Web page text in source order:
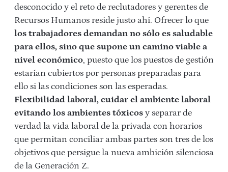
desconocido y el reto de reclutadores y gerentes de
Recursos Humanos reside justo ahí. Ofrecer lo que
los trabajadores demandan no sólo es saludable
para ellos, sino que supone un camino viable a
nivel económico, puesto que los puestos de gestión
estarían cubiertos por personas preparadas para
ello si las condiciones son las esperadas.
Flexibilidad laboral, cuidar el ambiente laboral
evitando los ambientes tóxicos y separar de
verdad la vida laboral de la privada con horarios
que permitan conciliar ambas partes son tres de los
objetivos que persigue la nueva ambición silenciosa
de la Generación Z.